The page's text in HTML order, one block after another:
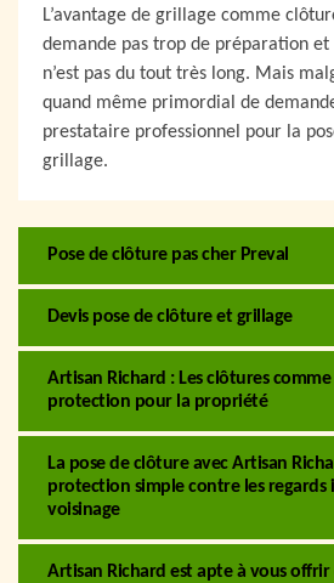
L’avantage de grillage comme
demande pas trop de préparation et
n’est pas du tout très long. Mais
quand même primordial de
prestataire professionnel pour la
grillage.
Pose de clôture pas cher Preval
Devis pose de clôture et grillage
Artisan Richard : Les clôtures
protection pour la propriété
La pose de clôture avec Artisan
protection simple contre les regards
voisinage
Artisan Richard est apte à vous offrir